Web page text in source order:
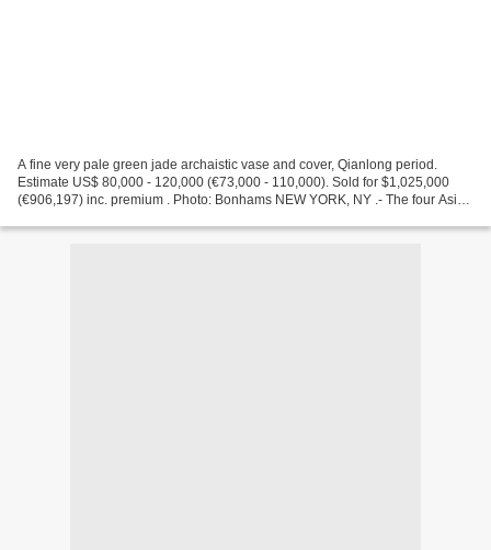
A fine very pale green jade archaistic vase and cover, Qianlong period.
Estimate US$ 80,000 - 120,000 (€73,000 - 110,000). Sold for $1,025,000
(€906,197) inc. premium . Photo: Bonhams NEW YORK, NY .- The four Asian